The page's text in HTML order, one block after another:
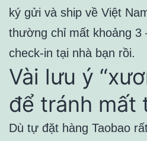
ký gửi và ship về Việt
thường chỉ mất khoảng 3
check-in tại nhà bạn rồi.
Vài lưu ý
để tránh mất
Dù tự đặt hàng Taobao